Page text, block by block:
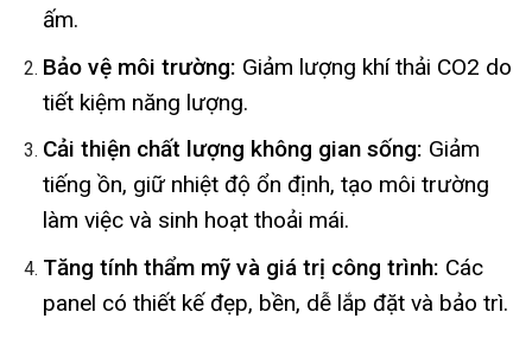
ấm.
Bảo vệ môi trường: Giảm lượng khí thải CO2 do
tiết kiệm năng lượng.
Cải thiện chất lượng không gian sống: Giảm
tiếng ồn, giữ nhiệt độ ổn định, tạo môi trường
làm việc và sinh hoạt thoải mái.
Tăng tính thẩm mỹ và giá trị công trình: Các
panel có thiết kế đẹp, bền, dễ lắp đặt và bảo trì.